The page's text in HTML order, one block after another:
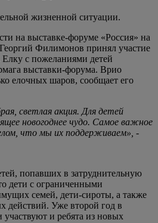
жизненной ситуации.
на выставке-форуме «Россия» на
Филимонов принял участие
с пожеланиями детей
выставки-форума. Врио
елочных шаров, сообщает его
светлая акция. Для детей
новогоднее чудо. Самое важное
что мы их поддерживаем», -
попавших в затруднительную
дети с ограниченными
семей, дети-сироты, а также
действий. Уже второй год в
участвуют и ребята из новых